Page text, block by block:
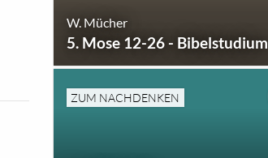
W. Mücher
5. Mose 12-26 - Bibelstudium
ZUM NACHDENKEN